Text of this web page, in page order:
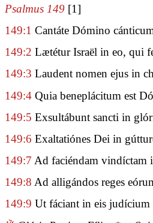
Psalmus 149 [1]
149:1 Cantáte Dómino
149:2 Lætétur Israël in eo, qui
149:3 Laudent nomen ejus in
149:4 Quia beneplácitum est
149:5 Exsultábunt sancti in
149:6 Exaltatiónes Dei in
149:7 Ad faciéndam vindíctam
149:8 Ad alligándos reges
149:9 Ut fáciant in eis